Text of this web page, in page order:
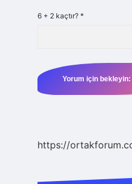
6 + 2 kaçtır? *
https://